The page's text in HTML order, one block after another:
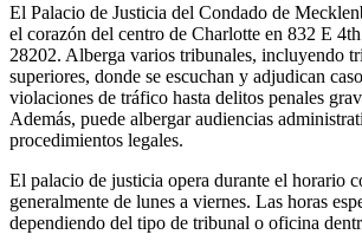
El Palacio de Justicia del Condado de
el corazón del centro de Charlotte en 832 E
28202. Alberga varios tribunales, incluyendo
superiores, donde se escuchan y adjudican
violaciones de tráfico hasta delitos penales
Además, puede albergar audiencias
procedimientos legales.
El palacio de justicia opera durante el horario
generalmente de lunes a viernes. Las horas
dependiendo del tipo de tribunal o oficina